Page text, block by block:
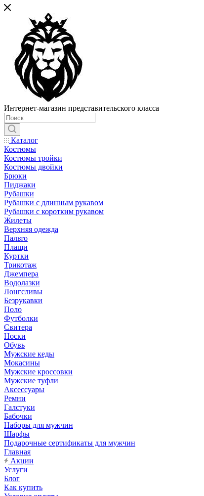
Интернет-магазин представительского класса
Каталог
Костюмы
Костюмы тройки
Костюмы двойки
Брюки
Пиджаки
Рубашки
Рубашки с длинным рукавом
Рубашки с коротким рукавом
Жилеты
Верхняя одежда
Пальто
Плащи
Куртки
Трикотаж
Джемпера
Водолазки
Лонгсливы
Безрукавки
Поло
Футболки
Свитера
Носки
Обувь
Мужские кеды
Мокасины
Мужские кроссовки
Мужские туфли
Аксессуары
Ремни
Галстуки
Бабочки
Наборы для мужчин
Шарфы
Подарочные сертификаты для мужчин
Главная
Акции
Услуги
Блог
Как купить